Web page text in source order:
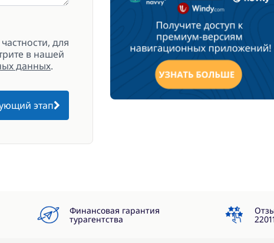
для
в нашей
данных.
этап
Финансовая гарантия
турагентства
4.3
22011